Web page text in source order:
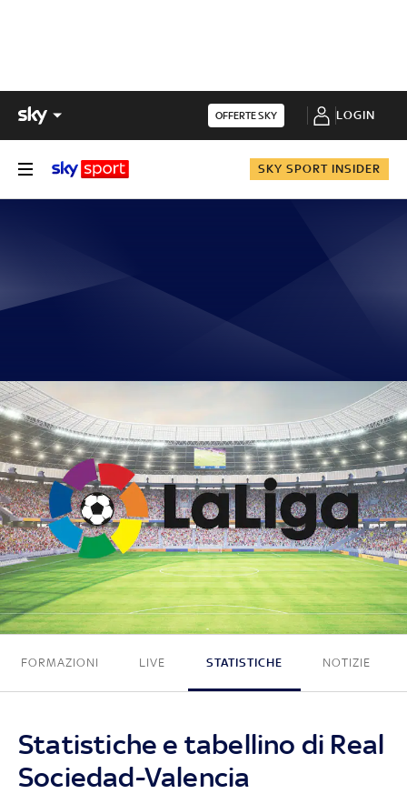
OFFERTE SKY LOGIN
SKY SPORT INSIDER
3 - 4
FORMAZIONI LIVE STATISTICHE NOTIZIE
Statistiche e tabellino di Real
Sociedad-Valencia